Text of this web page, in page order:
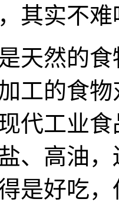
其实不难
然的食
工的食
代工业
、高油
是好吃